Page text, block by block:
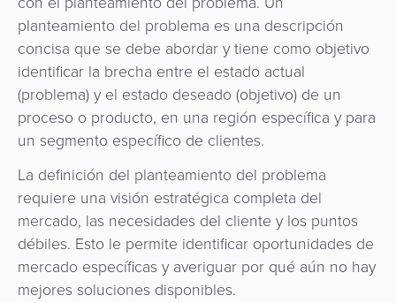
planteamiento del problema es una descripción
concisa que se debe abordar y tiene como objetivo
identificar la brecha entre el estado actual
(problema) y el estado deseado (objetivo) de un
proceso o producto, en una región específica y para
un segmento específico de clientes.
La definición del planteamiento del problema
requiere una visión estratégica completa del
mercado, las necesidades del cliente y los puntos
débiles. Esto le permite identificar oportunidades de
mercado específicas y averiguar por qué aún no hay
mejores soluciones disponibles.